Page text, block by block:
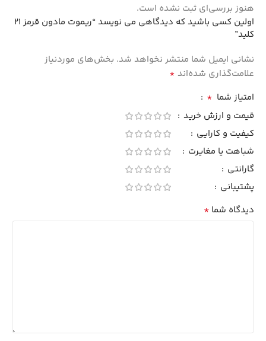
هنوز بررسی‌ای ثبت نشده است.
اولین کسی باشید که دیدگاهی می نویسد “ریموت مادون قرمز 21
کلید”
نشانی ایمیل شما منتشر نخواهد شد. بخش‌های موردنیاز
علامت‌گذاری شده‌اند *
امتیاز شما *
قیمت و ارزش خرید
کیفیت و کارایی
شباهت یا مغایرت
گارانتی
پشتیبانی
دیدگاه شما *